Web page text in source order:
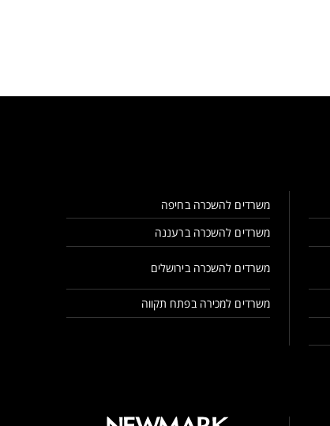
משרדים להשכרה בחיפה
משרדים להשכרה ברעננה
משרדים להשכרה בירושלים
משרדים למכירה בפתח תקווה